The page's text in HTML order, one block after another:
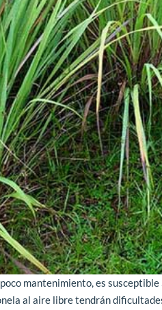
mantenimiento, es
al aire libre tendrán